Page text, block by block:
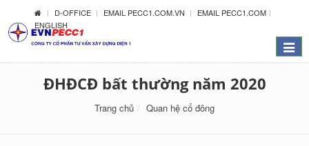
D-OFFICE EMAIL PECC1.COM.VN
EMAIL PECC1.COM
ENGLISH
Menu
ĐHĐCĐ bất thường năm 2020
Trang chủ Quan hệ cổ đông